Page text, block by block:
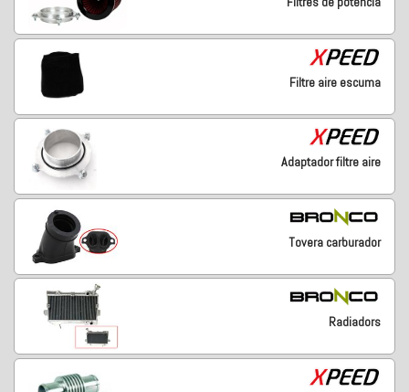
Filtre aire escuma
Adaptador filtre aire
Tovera carburador
Radiadors